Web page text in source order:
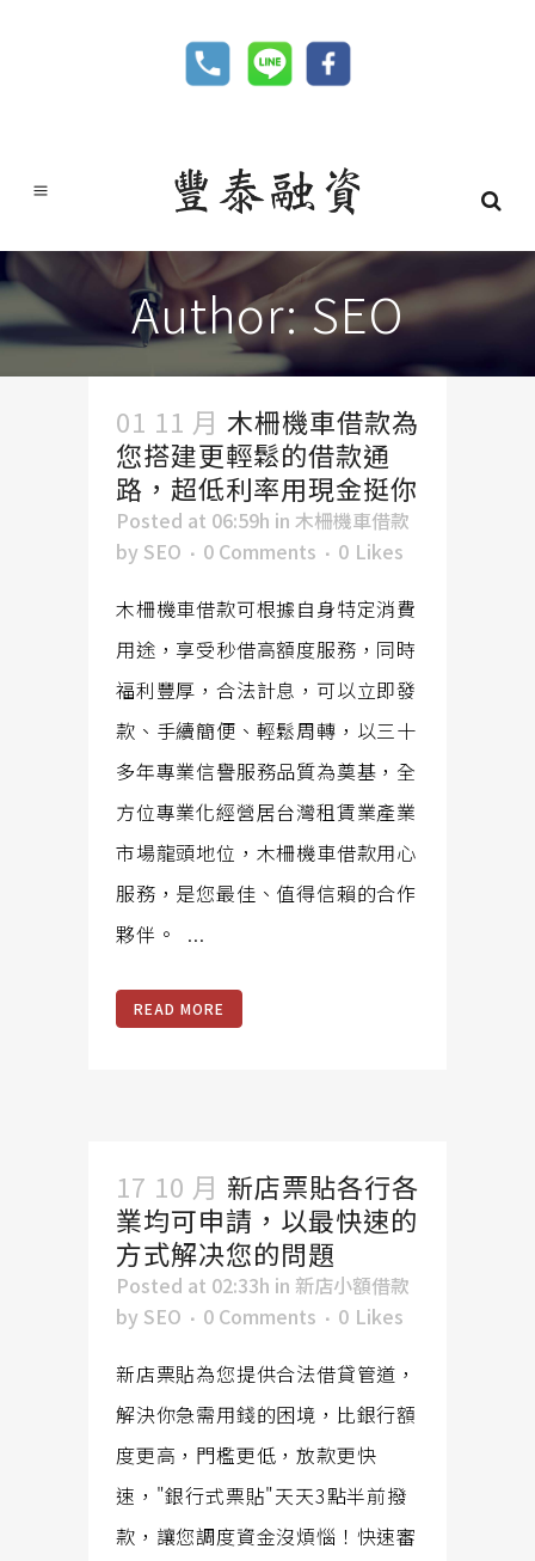
Author: SEO
01 11 月 木柵機車借款為
您搭建更輕鬆的借款通
路，超低利率用現金挺你
Posted at 06:59h in 木柵機車借款
by SEO 0 Comments 0 Likes
木柵機車借款可根據自身特定消費
用途，享受秒借高額度服務，同時
福利豐厚，合法計息，可以立即發
款、手續簡便、輕鬆周轉，以三十
多年專業信譽服務品質為奠基，全
方位專業化經營居台灣租賃業產業
市場龍頭地位，木柵機車借款用心
服務，是您最佳、值得信賴的合作
夥伴。 ...
READ MORE
17 10 月 新店票貼各行各
業均可申請，以最快速的
方式解决您的問題
Posted at 02:33h in 新店小額借款
by SEO 0 Comments 0 Likes
新店票貼為您提供合法借貸管道，
解決你急需用錢的困境，比銀行額
度更高，門檻更低，放款更快
速，"銀行式票貼"天天3點半前撥
款，讓您調度資金沒煩惱！快速審